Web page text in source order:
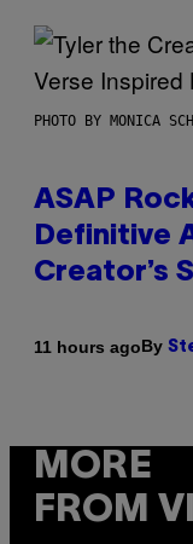
PHOTO BY MONICA
ASAP
Definitive
Creator’s
11 hours agoBy
MORE
FROM